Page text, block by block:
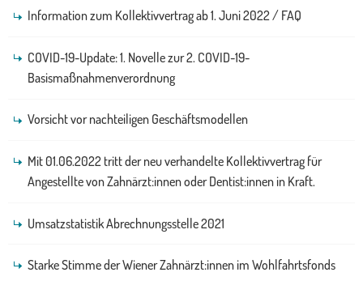
Information zum Kollektivvertrag ab 1. Juni 2022 / FAQ
COVID-19-Update: 1. Novelle zur 2. COVID-19-
Basismaßnahmenverordnung
Vorsicht vor nachteiligen Geschäftsmodellen
Mit 01.06.2022 tritt der neu verhandelte Kollektivvertrag für
Angestellte von Zahnärzt:innen oder Dentist:innen in Kraft.
Umsatzstatistik Abrechnungsstelle 2021
Starke Stimme der Wiener Zahnärzt:innen im Wohlfahrtsfonds